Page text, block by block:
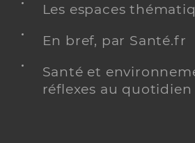
Les espaces
En bref, par Santé.fr
Santé et
réflexes au quotidien